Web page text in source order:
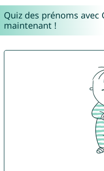
Quiz des prénoms avec
maintenant !